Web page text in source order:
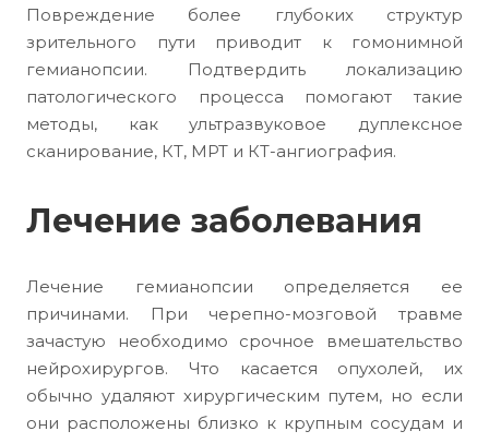
Повреждение более глубоких структур
зрительного пути приводит к гомонимной
гемианопсии. Подтвердить локализацию
патологического процесса помогают такие
методы, как ультразвуковое дуплексное
сканирование, КТ, МРТ и КТ-ангиография.
Лечение заболевания
Лечение гемианопсии определяется ее
причинами. При черепно-мозговой травме
зачастую необходимо срочное вмешательство
нейрохирургов. Что касается опухолей, их
обычно удаляют хирургическим путем, но если
они расположены близко к крупным сосудам и